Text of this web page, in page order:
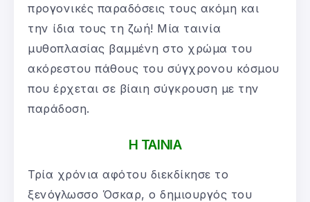
προγονικές παραδόσεις τους ακόμη και
την ίδια τους τη ζωή! Μία ταινία
μυθοπλασίας βαμμένη στο χρώμα του
ακόρεστου πάθους του σύγχρονου κόσμου
που έρχεται σε βίαιη σύγκρουση με την
παράδοση.
Η ΤΑΙΝΙΑ
Τρία χρόνια αφότου διεκδίκησε το
ξενόγλωσσο Όσκαρ, ο δημιουργός του